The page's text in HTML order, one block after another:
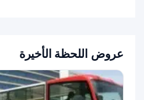
عروض اللحظة الأخيرة